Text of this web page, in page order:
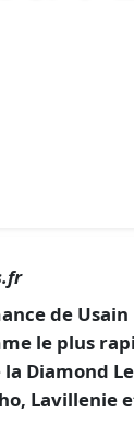
de
le plus
Diamond
Lavillenie